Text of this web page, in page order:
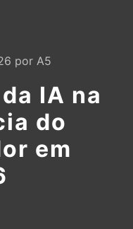
por A5
IA na
do
em